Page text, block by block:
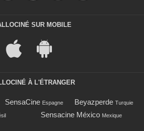
SUR MOBILE
À L'ÉTRANGER
SensaCine Espagne Beyazperde Turquie
Sensacine México Mexique